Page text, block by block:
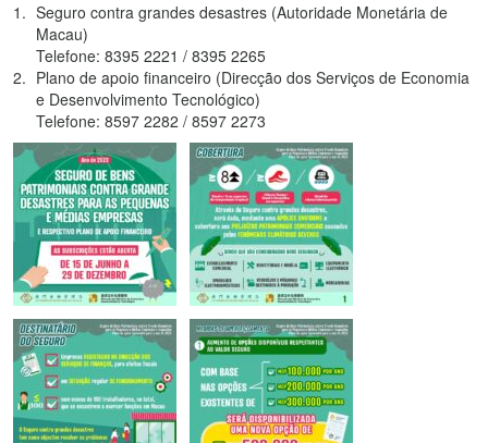
Seguro contra grandes desastres (Autoridade Monetária de
Macau)
Telefone: 8395 2221 / 8395 2265
Plano de apoio financeiro (Direcção dos Serviços de Economia
e Desenvolvimento Tecnológico)
Telefone: 8597 2282 / 8597 2273